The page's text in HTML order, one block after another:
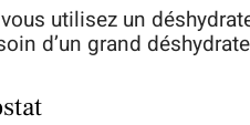
utilisez un
d’un grand